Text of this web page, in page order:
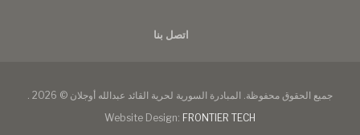
اتصل بنا
جميع الحقوق محفوظة. المبادرة السورية لحرية القائد عبدالله أوجلان © 2026 .
Website Design: FRONTIER TECH